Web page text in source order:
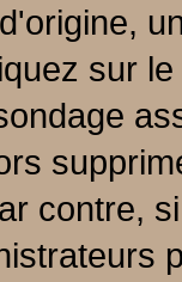
sur
contre,